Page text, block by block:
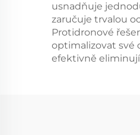
usnadňuje
zaručuje trvalou
Protidronové
optimalizovat své
efektivně